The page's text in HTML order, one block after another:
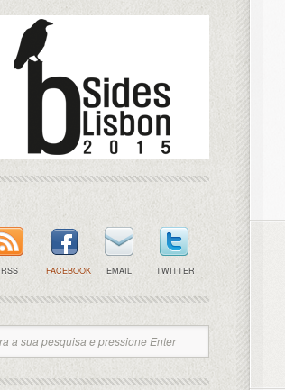
RSS FACEBOOK EMAIL TWITTER